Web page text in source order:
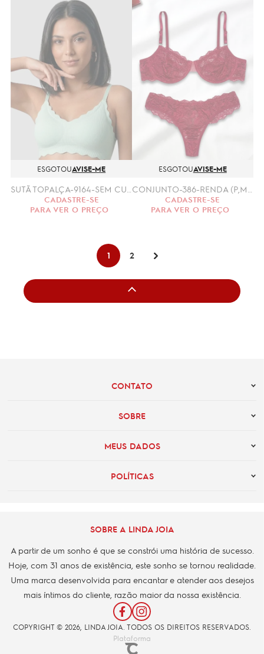
ESGOTOUAVISE-ME
CADASTRE-SE
PARA VER O PREÇO
ESGOTOUAVISE-ME
CADASTRE-SE
PARA VER O PREÇO
1 2
CONTATO
SOBRE
MEUS DADOS
POLÍTICAS
SOBRE A LINDA JOIA
A partir de um sonho é que se constrói uma história de sucesso.
Hoje, com 31 anos de existência, este sonho se tornou realidade.
Uma marca desenvolvida para encantar e atender aos desejos
mais íntimos do cliente, razão maior da nossa existência.
COPYRIGHT © 2026, LINDA JOIA. TODOS OS DIREITOS RESERVADOS.
Plataforma